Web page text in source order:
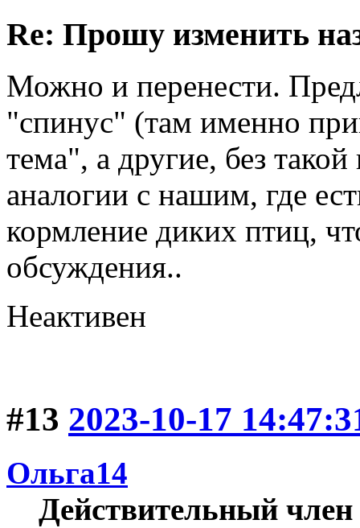
Re: Прошу изменить
Можно и перенести.
"спинус" (там именно
тема", а другие, без
аналогии с нашим, где
кормление диких птиц,
обсуждения..
Неактивен
#13 2023-10-17
Ольга14
Действительный член